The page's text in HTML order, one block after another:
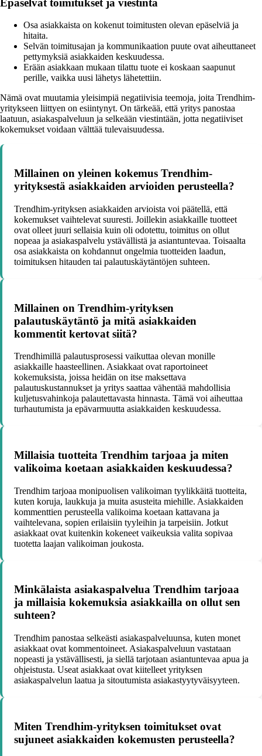
Osa asiakkaista on kokenut toimitusten olevan epäselviä ja
hitaita.
Selvän toimitusajan ja kommunikaation puute ovat aiheuttaneet
pettymyksiä asiakkaiden keskuudessa.
Erään asiakkaan mukaan tilattu tuote ei koskaan saapunut
perille, vaikka uusi lähetys lähetettiin.
Nämä ovat muutamia yleisimpiä negatiivisia teemoja, joita Trendhim-
yritykseen liittyen on esiintynyt. On tärkeää, että yritys panostaa
laatuun, asiakaspalveluun ja selkeään viestintään, jotta negatiiviset
kokemukset voidaan välttää tulevaisuudessa.
Millainen on yleinen kokemus Trendhim-
yrityksestä asiakkaiden arvioiden perusteella?
Trendhim-yrityksen asiakkaiden arvioista voi päätellä, että
kokemukset vaihtelevat suuresti. Joillekin asiakkaille tuotteet
ovat olleet juuri sellaisia kuin oli odotettu, toimitus on ollut
nopeaa ja asiakaspalvelu ystävällistä ja asiantuntevaa. Toisaalta
osa asiakkaista on kohdannut ongelmia tuotteiden laadun,
toimituksen hitauden tai palautuskäytäntöjen suhteen.
Millainen on Trendhim-yrityksen
palautuskäytäntö ja mitä asiakkaiden
kommentit kertovat siitä?
Trendhimillä palautusprosessi vaikuttaa olevan monille
asiakkaille haasteellinen. Asiakkaat ovat raportoineet
kokemuksista, joissa heidän on itse maksettava
palautuskustannukset ja yritys saattaa vähentää mahdollisia
kuljetusvahinkoja palautettavasta hinnasta. Tämä voi aiheuttaa
turhautumista ja epävarmuutta asiakkaiden keskuudessa.
Millaisia tuotteita Trendhim tarjoaa ja miten
valikoima koetaan asiakkaiden keskuudessa?
Trendhim tarjoaa monipuolisen valikoiman tyylikkäitä tuotteita,
kuten koruja, laukkuja ja muita asusteita miehille. Asiakkaiden
kommenttien perusteella valikoima koetaan kattavana ja
vaihtelevana, sopien erilaisiin tyyleihin ja tarpeisiin. Jotkut
asiakkaat ovat kuitenkin kokeneet vaikeuksia valita sopivaa
tuotetta laajan valikoiman joukosta.
Minkälaista asiakaspalvelua Trendhim tarjoaa
ja millaisia kokemuksia asiakkailla on ollut sen
suhteen?
Trendhim panostaa selkeästi asiakaspalveluunsa, kuten monet
asiakkaat ovat kommentoineet. Asiakaspalveluun vastataan
nopeasti ja ystävällisesti, ja siellä tarjotaan asiantuntevaa apua ja
ohjeistusta. Useat asiakkaat ovat kiitelleet yrityksen
asiakaspalvelun laatua ja sitoutumista asiakastyytyväisyyteen.
Miten Trendhim-yrityksen toimitukset ovat
sujuneet asiakkaiden kokemusten perusteella?